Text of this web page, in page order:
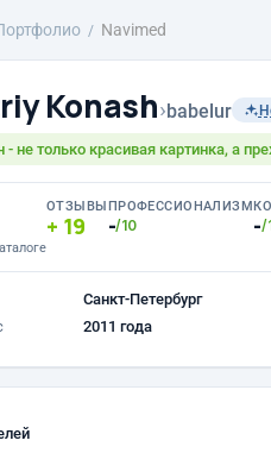
Navimed
Konash›babelur
- не только красивая картинка, а
ОТЗЫВЫ
19
ПРОФЕССИОНАЛИЗМ
-/10 -/
Санкт-Петербург
2011 года